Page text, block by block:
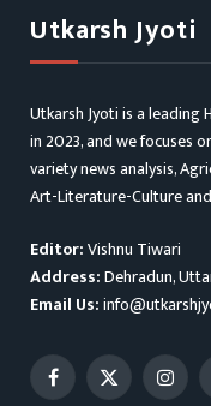
Utkarsh Jyoti
Utkarsh Jyoti is a leading
in 2023, and we focuses
variety news analysis,
Art-Literature-Culture
Editor:Vishnu Tiwari
Address:Dehradun,
Email Us:
Facebook
X